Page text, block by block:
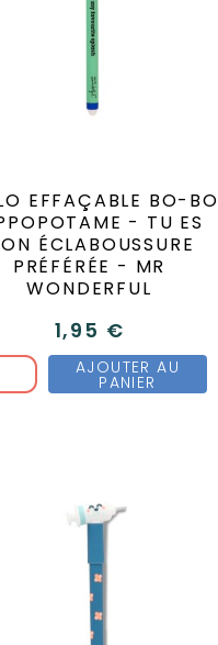
EFFAÇABLE BO-BO
- TU ES
ÉCLABOUSSURE
PRÉFÉRÉE - MR
WONDERFUL
1,95 €
AJOUTER AU
PANIER